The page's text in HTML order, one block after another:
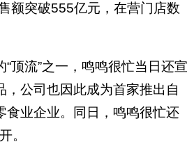
额突破555亿元，在营门店数
顶流”之一，鸣鸣很忙当日还宣
，公司也因此成为首家推出自
食业企业。同日，鸣鸣很忙还
。